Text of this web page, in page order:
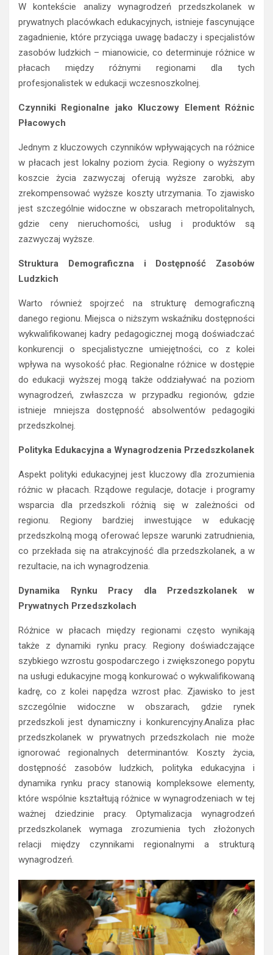
W kontekście analizy wynagrodzeń przedszkolanek w
prywatnych placówkach edukacyjnych, istnieje fascynujące
zagadnienie, które przyciąga uwagę badaczy i specjalistów
zasobów ludzkich – mianowicie, co determinuje różnice w
płacach między różnymi regionami dla tych
profesjonalistek w edukacji wczesnoszkolnej.
Czynniki Regionalne jako Kluczowy Element Różnic
Płacowych
Jednym z kluczowych czynników wpływających na różnice
w płacach jest lokalny poziom życia. Regiony o wyższym
koszcie życia zazwyczaj oferują wyższe zarobki, aby
zrekompensować wyższe koszty utrzymania. To zjawisko
jest szczególnie widoczne w obszarach metropolitalnych,
gdzie ceny nieruchomości, usług i produktów są
zazwyczaj wyższe.
Struktura Demograficzna i Dostępność Zasobów
Ludzkich
Warto również spojrzeć na strukturę demograficzną
danego regionu. Miejsca o niższym wskaźniku dostępności
wykwalifikowanej kadry pedagogicznej mogą doświadczać
konkurencji o specjalistyczne umiejętności, co z kolei
wpływa na wysokość płac. Regionalne różnice w dostępie
do edukacji wyższej mogą także oddziaływać na poziom
wynagrodzeń, zwłaszcza w przypadku regionów, gdzie
istnieje mniejsza dostępność absolwentów pedagogiki
przedszkolnej.
Polityka Edukacyjna a Wynagrodzenia Przedszkolanek
Aspekt polityki edukacyjnej jest kluczowy dla zrozumienia
różnic w płacach. Rządowe regulacje, dotacje i programy
wsparcia dla przedszkoli różnią się w zależności od
regionu. Regiony bardziej inwestujące w edukację
przedszkolną mogą oferować lepsze warunki zatrudnienia,
co przekłada się na atrakcyjność dla przedszkolanek, a w
rezultacie, na ich wynagrodzenia.
Dynamika Rynku Pracy dla Przedszkolanek w
Prywatnych Przedszkolach
Różnice w płacach między regionami często wynikają
także z dynamiki rynku pracy. Regiony doświadczające
szybkiego wzrostu gospodarczego i zwiększonego popytu
na usługi edukacyjne mogą konkurować o wykwalifikowaną
kadrę, co z kolei napędza wzrost płac. Zjawisko to jest
szczególnie widoczne w obszarach, gdzie rynek
przedszkoli jest dynamiczny i konkurencyjny.Analiza płac
przedszkolanek w prywatnych przedszkolach nie może
ignorować regionalnych determinantów. Koszty życia,
dostępność zasobów ludzkich, polityka edukacyjna i
dynamika rynku pracy stanowią kompleksowe elementy,
które wspólnie kształtują różnice w wynagrodzeniach w tej
ważnej dziedzinie pracy. Optymalizacja wynagrodzeń
przedszkolanek wymaga zrozumienia tych złożonych
relacji między czynnikami regionalnymi a strukturą
wynagrodzeń.